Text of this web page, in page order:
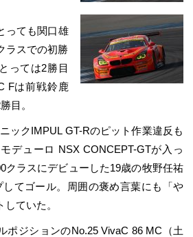
っても関口雄
ラスでの初勝
っては2勝目
Fは前戦鈴鹿
目。
ックIMPUL GT-Rのピット作業違反も
デューロ NSX CONCEPT-GTが入っ
クラスにデビューした19歳の牧野任祐
てゴール。周囲の褒め言葉にも「や
ていた。
ジションのNo.25 VivaC 86 MC（土